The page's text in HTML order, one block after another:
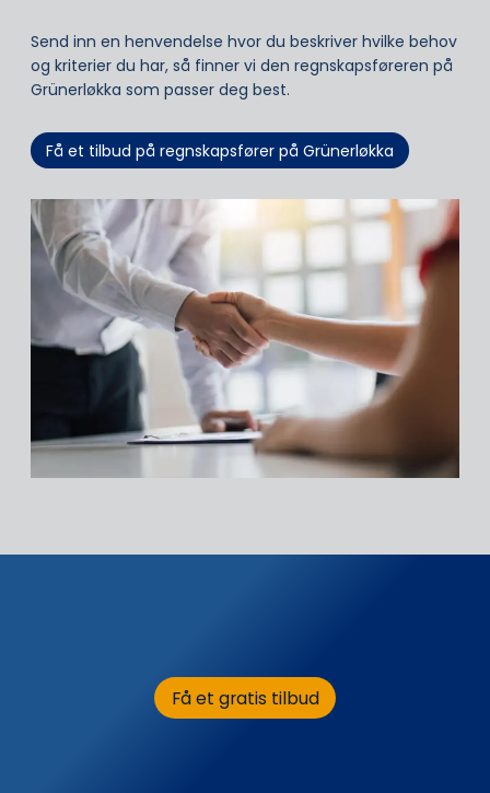
Send inn en henvendelse hvor du beskriver hvilke behov
og kriterier du har, så finner vi den regnskapsføreren på
Grünerløkka som passer deg best.
Få et tilbud på regnskapsfører på Grünerløkka
Få et gratis tilbud